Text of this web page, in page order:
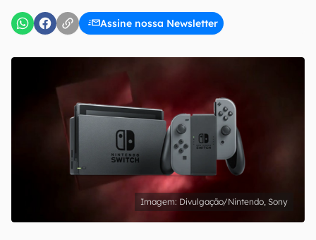
Assine nossa Newsletter
Confirmo que li, aceito e concordo com os Termos de
Uso e Política de Privacidade do Canaltech.
Divulgação/Nintendo, Sony